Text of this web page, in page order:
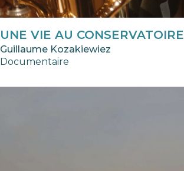
UNE VIE AU CONSERVATOIRE
Guillaume Kozakiewiez
Documentaire